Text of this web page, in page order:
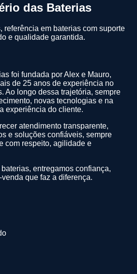
das Baterias
referência em baterias com suporte
e qualidade garantida.
foi fundada por Alex e Mauro,
de 25 anos de experiência no
Ao longo dessa trajetória, sempre
novas tecnologias e na
experiência do cliente.
atendimento transparente,
e soluções confiáveis, sempre
com respeito, agilidade e
entregamos confiança,
que faz a diferença.